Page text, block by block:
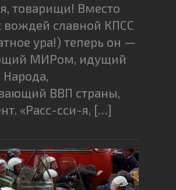
товарищи! Вместо
вождей славной КПСС
ура!) теперь он —
МИРом, идущий
ВВП страны,
«Расс-сси-я, […]